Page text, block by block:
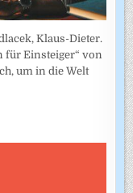
Klaus-Dieter.
für Einsteiger“ von
um in die Welt